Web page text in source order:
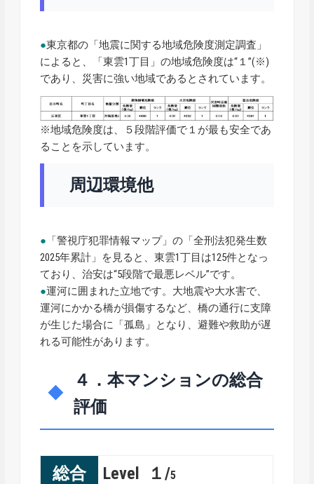
●東京都の「地震に関する地域危険度測定調査」
によると、「東雲1丁目」の地域危険度は“１”(※)
であり、災害に強い地域であるとされています。
※地域危険度は、５段階評価で１が最も安全であ
ることを示しています。
周辺環境他
● 「警視庁犯罪情報マップ」の「全刑法犯発生数
2025年累計」を見ると、東雲1丁目は125件となっ
ており、治安は“5段階で最悪レベル”です。
●運河に囲まれた立地です。大地震や大水害で、
運河にかかる橋が損傷するなど、橋の通行に支障
が生じた場合に「孤島」となり、避難や救助が遅
れる可能性があります。
４．本マンションの総合
評価
総合 Level １/5